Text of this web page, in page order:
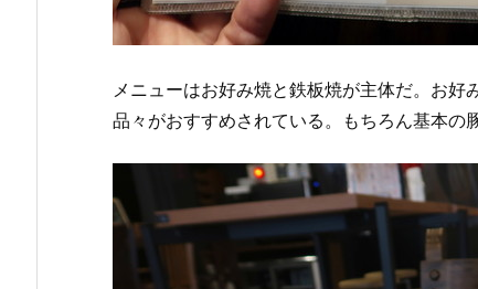
メニューはお好み焼と鉄板焼が主体だ。お
品々がおすすめされている。もちろん基本の